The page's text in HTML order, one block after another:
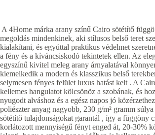
A 4Home márka arany színű Cairo sötétítő
megoldás mindenkinek, aki stílusos belső teret
kialakítani, és egyúttal praktikus védelmet
a fény és a kíváncsiskodó tekintetek ellen. Az
egyszínű kivitel meleg arany árnyalatával
kiemelkedik a modern és klasszikus belső
selymesen fényes felület luxus hatást kelt . A
kellemes hangulatot kölcsönöz a szobának, és
nyugodt alváshoz és a egész napos jó
poliészter anyag nagyobb, 230 g/m² gramm
sötétítő tulajdonságokat garantál , így a függöny
korlátozott mennyiségű fényt enged át, 20-30%